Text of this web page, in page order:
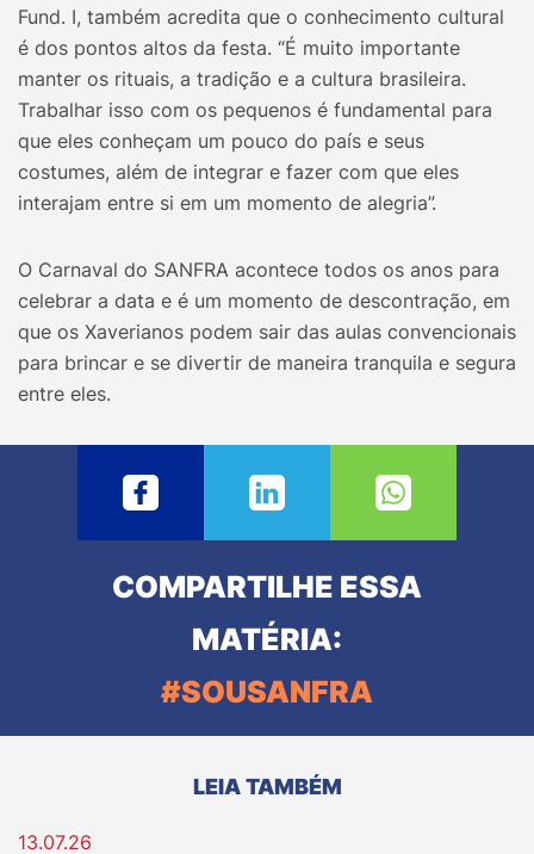
Fund. I, também acredita que o conhecimento cultural
é dos pontos altos da festa. “É muito importante
manter os rituais, a tradição e a cultura brasileira.
Trabalhar isso com os pequenos é fundamental para
que eles conheçam um pouco do país e seus
costumes, além de integrar e fazer com que eles
interajam entre si em um momento de alegria”.
O Carnaval do SANFRA acontece todos os anos para
celebrar a data e é um momento de descontração, em
que os Xaverianos podem sair das aulas convencionais
para brincar e se divertir de maneira tranquila e segura
entre eles.
COMPARTILHE ESSA
MATÉRIA:
#SOUSANFRA
LEIA TAMBÉM
13.07.26